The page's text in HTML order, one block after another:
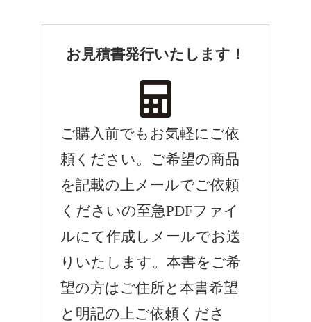
お見積書発行いたします！
ご購入前でもお気軽にご依
頼ください。ご希望の商品
を記載の上メールでご依頼
くださいの至急PDFファイ
ルにて作成しメールでお送
りいたします。本書をご希
望の方はご住所と本書希望
と明記の上ご依頼くださ